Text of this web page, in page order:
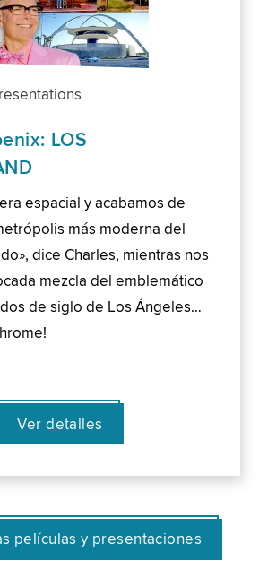
LOS
espacial y acabamos de
más moderna del
dice Charles, mientras nos
mezcla del emblemático
de siglo de Los Ángeles…
Ver detalles
películas y presentaciones